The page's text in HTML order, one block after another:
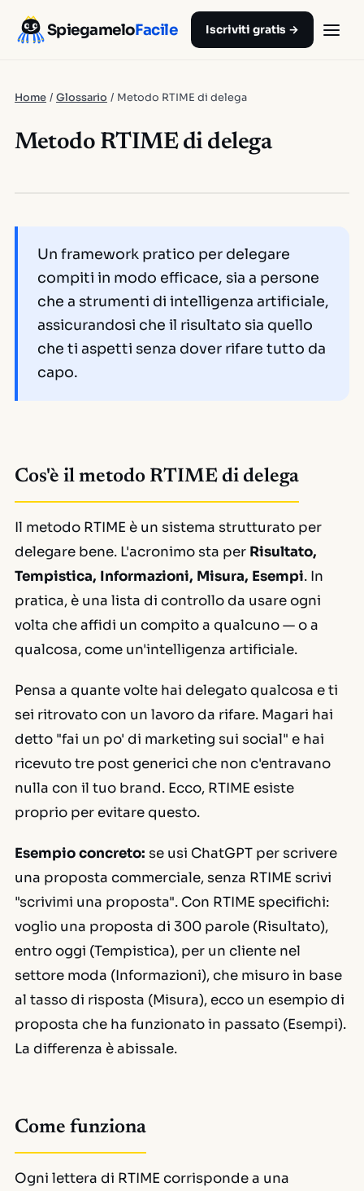
SpiegameloFacile Iscriviti gratis →
Home / Glossario / Metodo RTIME di delega
Metodo RTIME di delega
Un framework pratico per delegare
compiti in modo efficace, sia a persone
che a strumenti di intelligenza artificiale,
assicurandosi che il risultato sia quello
che ti aspetti senza dover rifare tutto da
capo.
Cos'è il metodo RTIME di delega
Il metodo RTIME è un sistema strutturato per
delegare bene. L'acronimo sta per Risultato,
Tempistica, Informazioni, Misura, Esempi. In
pratica, è una lista di controllo da usare ogni
volta che affidi un compito a qualcuno — o a
qualcosa, come un'intelligenza artificiale.
Pensa a quante volte hai delegato qualcosa e ti
sei ritrovato con un lavoro da rifare. Magari hai
detto "fai un po' di marketing sui social" e hai
ricevuto tre post generici che non c'entravano
nulla con il tuo brand. Ecco, RTIME esiste
proprio per evitare questo.
Esempio concreto: se usi ChatGPT per scrivere
una proposta commerciale, senza RTIME scrivi
"scrivimi una proposta". Con RTIME specifichi:
voglio una proposta di 300 parole (Risultato),
entro oggi (Tempistica), per un cliente nel
settore moda (Informazioni), che misuro in base
al tasso di risposta (Misura), ecco un esempio di
proposta che ha funzionato in passato (Esempi).
La differenza è abissale.
Come funziona
Ogni lettera di RTIME corrisponde a una